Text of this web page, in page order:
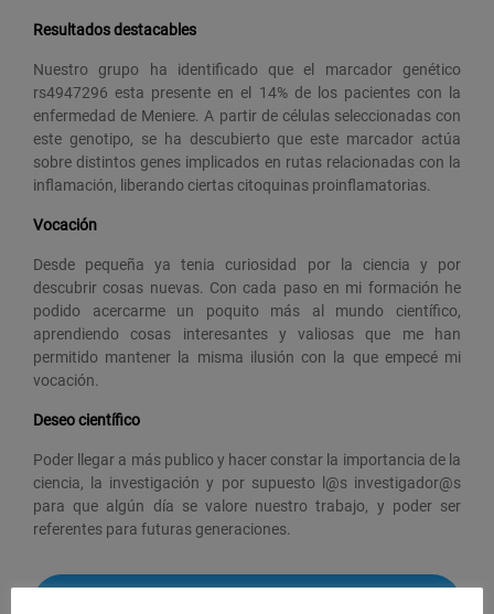
Resultados destacables
Nuestro grupo ha identificado que el marcador genético
rs4947296 esta presente en el 14% de los pacientes con la
enfermedad de Meniere. A partir de células seleccionadas con
este genotipo, se ha descubierto que este marcador actúa
sobre distintos genes implicados en rutas relacionadas con la
inflamación, liberando ciertas citoquinas proinflamatorias.
Vocación
Desde pequeña ya tenia curiosidad por la ciencia y por
descubrir cosas nuevas. Con cada paso en mi formación he
podido acercarme un poquito más al mundo científico,
aprendiendo cosas interesantes y valiosas que me han
permitido mantener la misma ilusión con la que empecé mi
vocación.
Deseo científico
Poder llegar a más publico y hacer constar la importancia de la
ciencia, la investigación y por supuesto l@s investigador@s
para que algún día se valore nuestro trabajo, y poder ser
referentes para futuras generaciones.